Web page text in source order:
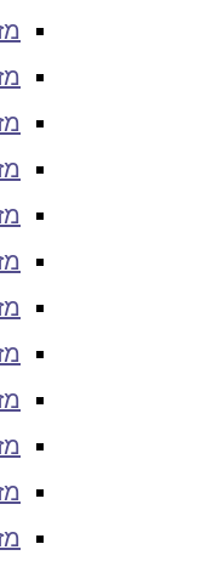
מזל
מזל